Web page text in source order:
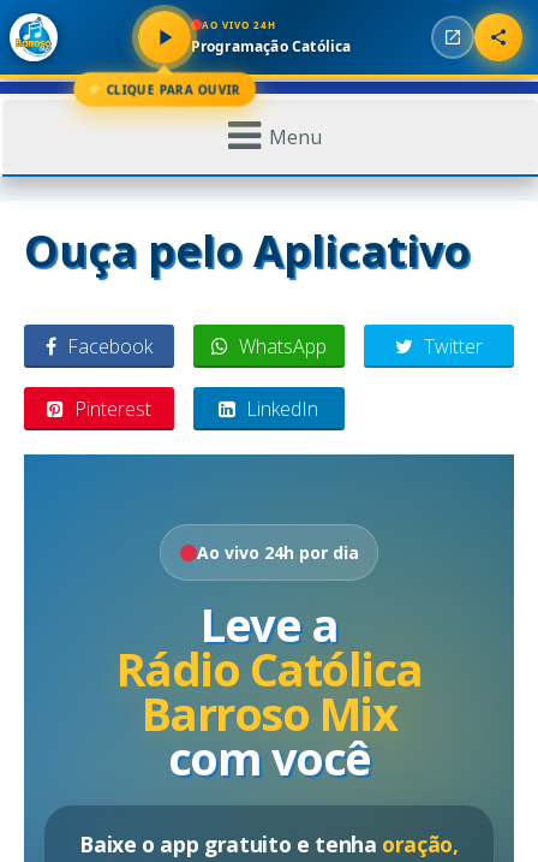
CLIQUE PARA OUVIR
AO VIVO 24H
Programação Católica
Menu
Ouça pelo Aplicativo
Facebook WhatsApp Twitter
Pinterest LinkedIn
Ao vivo 24h por dia
Leve a
Rádio Católica
Barroso Mix
com você
Baixe o app gratuito e tenha oração,